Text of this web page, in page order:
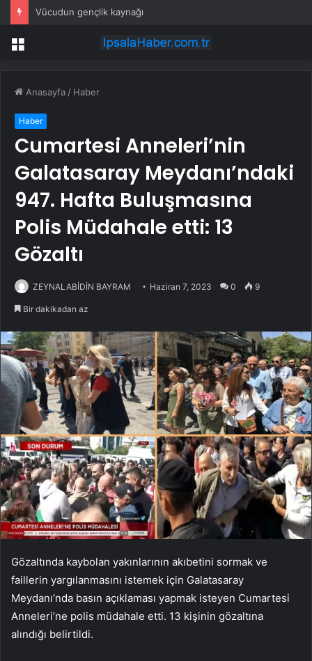
Vücudun gençlik kaynağı
Menü
Anasayfa / Haber
Haber
Cumartesi Anneleri’nin
Galatasaray Meydanı’ndaki
947. Hafta Buluşmasına
Polis Müdahale etti: 13
Gözaltı
ZEYNALABİDİN BAYRAM Haziran 7, 2023 0 9
Bir dakikadan az
Gözaltında kaybolan yakınlarının akıbetini sormak ve
faillerin yargılanmasını istemek için Galatasaray
Meydanı’nda basın açıklaması yapmak isteyen Cumartesi
Anneleri’ne polis müdahale etti. 13 kişinin gözaltına
alındığı belirtildi.